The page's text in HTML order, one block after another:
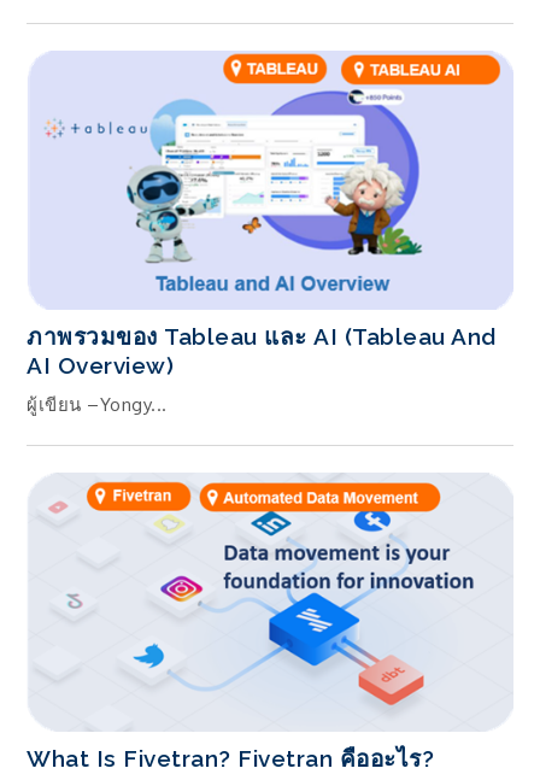
ภาพรวมของ Tableau และ AI (Tableau And
AI Overview)
ผู้เขียน –Yongy...
What Is Fivetran? Fivetran คืออะไร?